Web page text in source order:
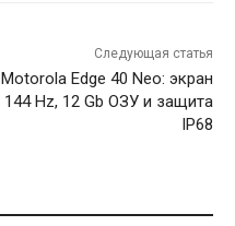
Следующая статья
Motorola Edge 40 Neo: экран
144 Hz, 12 Gb ОЗУ и защита
IP68